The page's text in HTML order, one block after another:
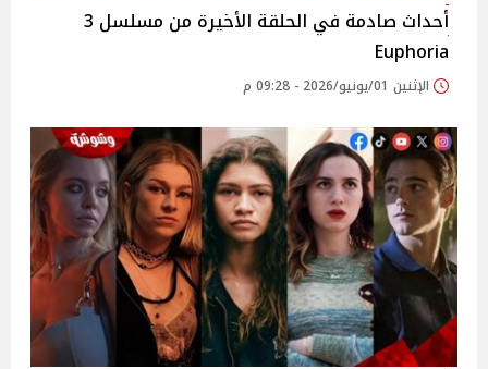
أحداث صادمة في الحلقة الأخيرة من مسلسل 3
Euphoria
الإثنين 01/يونيو/2026 - 09:28 م